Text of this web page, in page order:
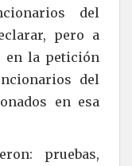
del
pero a
en la petición
del
en esa
pruebas,